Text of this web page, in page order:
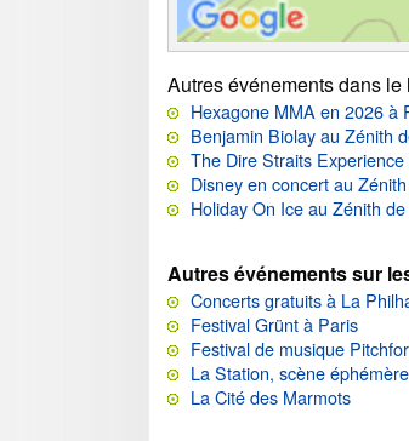
Autres événements dans le
Hexagone MMA en 2026 à
Benjamin Biolay au Zénith
The Dire Straits
Disney en concert au
Holiday On Ice au Zénith
Autres événements sur
Concerts gratuits à La
Festival Grünt à Paris
Festival de musique
La Station, scène
La Cité des Marmots